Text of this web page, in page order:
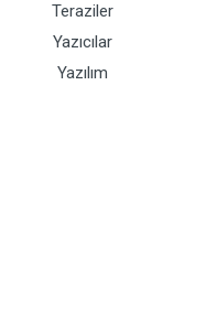
Teraziler
Yazıcılar
Yazılım